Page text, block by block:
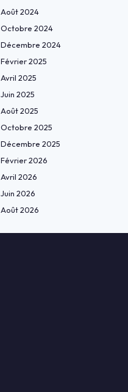
Août 2024
Octobre 2024
Décembre 2024
Février 2025
Avril 2025
Juin 2025
Août 2025
Octobre 2025
Décembre 2025
Février 2026
Avril 2026
Juin 2026
Août 2026